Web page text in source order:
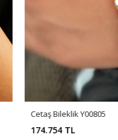
Cetaş Bileklik Y00805
174.754 TL